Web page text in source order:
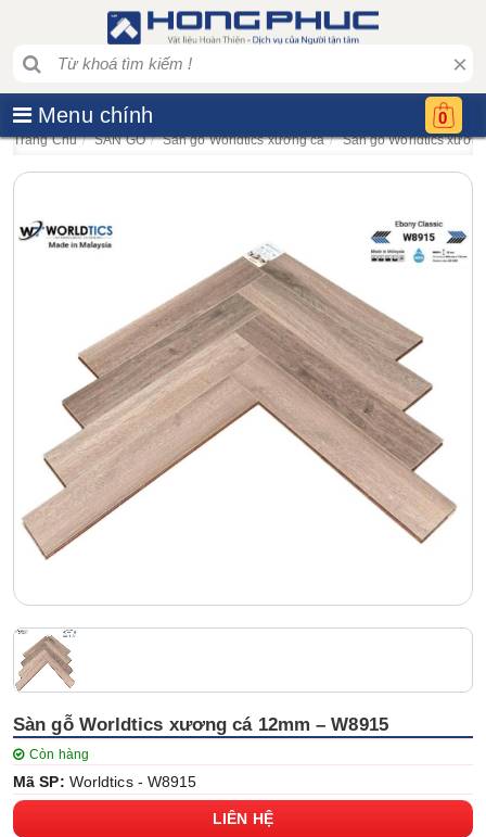
×
Menu chính 0
Trang Chủ SÀN GỖ Sàn gỗ Worldtics xương cá Sàn gỗ Worldtics
Sàn gỗ Worldtics xương cá 12mm – W8915
Còn hàng
Mã SP: Worldtics - W8915
LIÊN HỆ